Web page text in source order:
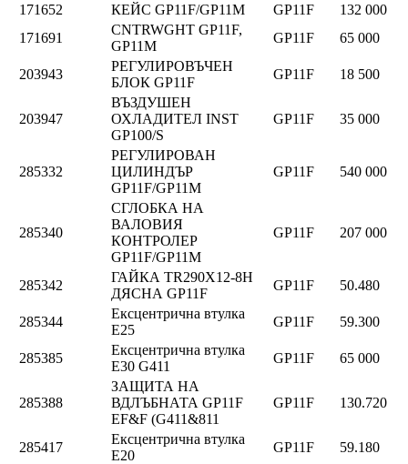
171652 КЕЙС GP11F/GP11M GP11F
132 000
171691
CNTRWGHT GP11F,
GP11M
GP11F 65 000
203943
РЕГУЛИРОВЪЧЕН
БЛОК GP11F
GP11F 18 500
203947
ВЪЗДУШЕН
ОХЛАДИТЕЛ INST
GP100/S
GP11F 35 000
285332
РЕГУЛИРОВАН
ЦИЛИНДЪР
GP11F/GP11M
GP11F 540 000
285340
СГЛОБКА НА
ВАЛОВИЯ
КОНТРОЛЕР
GP11F/GP11M
GP11F 207 000
285342
ГАЙКА TR290X12-8H
ДЯСНА GP11F
GP11F 50.480
285344
Ексцентрична втулка
E25
GP11F 59.300
285385
Ексцентрична втулка
E30 G411
GP11F 65 000
285388
ЗАЩИТА НА
ВДЛЪБНАТА GP11F
EF&F (G411&811
GP11F 130.720
285417
Ексцентрична втулка
E20
GP11F 59.180